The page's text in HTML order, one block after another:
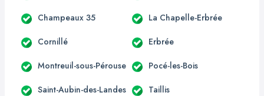
Champeaux 35 La Chapelle-Erbrée
Cornillé Erbrée
Montreuil-sous-Pérouse Pocé-les-Bois
Saint-Aubin-des-Landes Taillis